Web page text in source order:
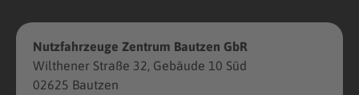
Nutzfahrzeuge Zentrum Bautzen GbR
Wilthener Straße 32, Gebäude 10 Süd
02625 Bautzen